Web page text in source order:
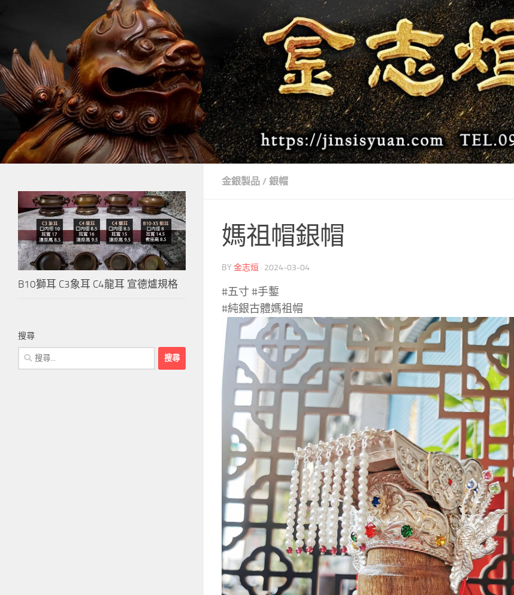
金銀製品 / 銀帽
媽祖帽銀帽
BY 金志烜 · 2024-03-04
#五寸 #手鏨
#純銀古體媽祖帽
B10獅耳 C3象耳 C4龍耳 宣德爐規格
搜尋
搜
尋